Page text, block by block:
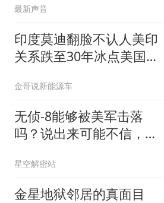
最新声音
印度莫迪翻脸不认人美印
关系跌至30年冰点美国终
金哥说新能源车
无侦-8能够被美军击落
吗？说出来可能不信，无
谋，美军打不打都得吃大
亏
星空解密站
金星地狱邻居的真面目